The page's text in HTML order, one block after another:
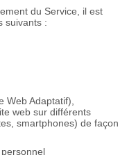
du Service, il est
suivants :
Web Adaptatif),
web sur différents
smartphones) de façon